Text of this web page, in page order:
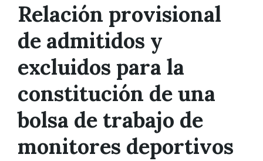
Relación provisional
de admitidos y
excluidos para la
constitución de una
bolsa de trabajo de
monitores deportivos